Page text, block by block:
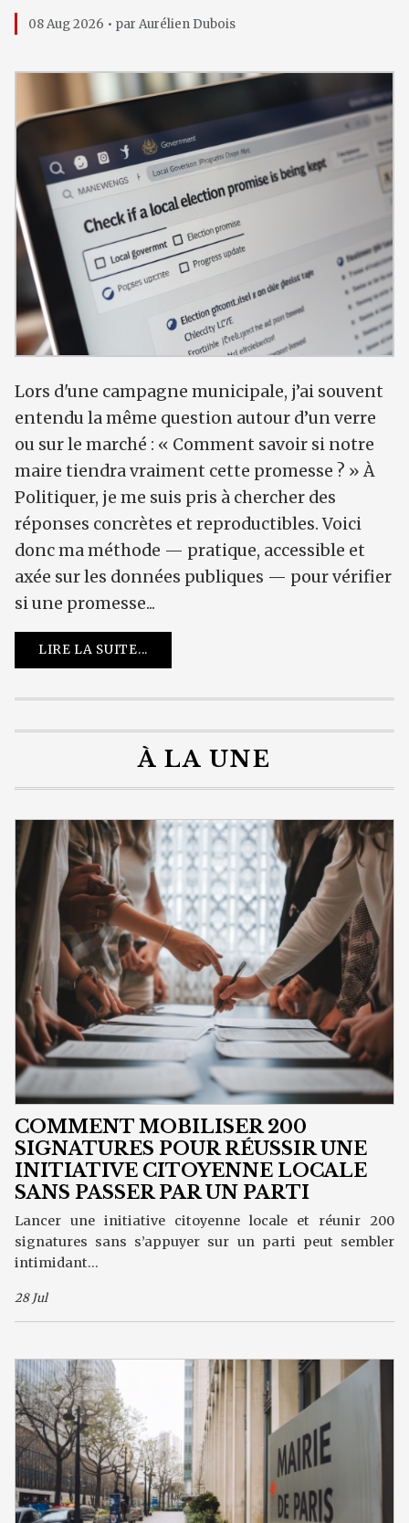
08 Aug 2026 • par Aurélien Dubois
Lors d'une campagne municipale, j’ai souvent
entendu la même question autour d’un verre
ou sur le marché : « Comment savoir si notre
maire tiendra vraiment cette promesse ? » À
Politiquer, je me suis pris à chercher des
réponses concrètes et reproductibles. Voici
donc ma méthode — pratique, accessible et
axée sur les données publiques — pour vérifier
si une promesse...
LIRE LA SUITE...
À LA UNE
COMMENT MOBILISER 200
SIGNATURES POUR RÉUSSIR UNE
INITIATIVE CITOYENNE LOCALE
SANS PASSER PAR UN PARTI
Lancer une initiative citoyenne locale et réunir 200
signatures sans s’appuyer sur un parti peut sembler
intimidant...
28 Jul